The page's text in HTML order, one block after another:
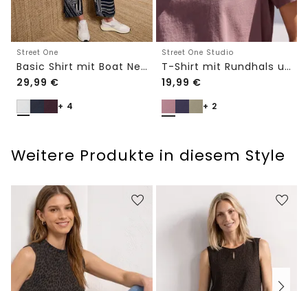
Street One
Basic Shirt mit Boat Neck und Elastikbund
29,99 €
+ 4
Street One Studio
T-Shirt mit Rundhals und Embroidery-Detail
19,99 €
+ 2
Weitere Produkte in diesem Style